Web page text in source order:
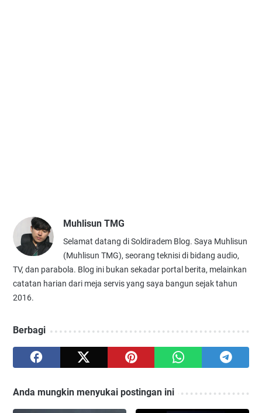
Muhlisun TMG
Selamat datang di Soldiradem Blog. Saya Muhlisun
(Muhlisun TMG), seorang teknisi di bidang audio,
TV, dan parabola. Blog ini bukan sekadar portal berita, melainkan
catatan harian dari meja servis yang saya bangun sejak tahun
2016.
Berbagi
Anda mungkin menyukai postingan ini